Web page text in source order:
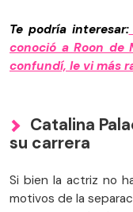
Te podría interesar:
conoció a Roon de
confundí, le vi más
Catalina
su carrera
Si bien la actriz no
motivos de la